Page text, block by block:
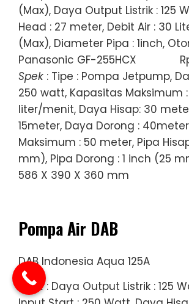
(Max), Daya Output Listrik : 125
Head : 27 meter, Debit Air : 30
(Max), Diameter Pipa : 1inch,
Panasonic GF-255HCX
Spek : Tipe : Pompa Jetpump,
250 watt, Kapasitas Maksimum
liter/menit, Daya Hisap: 30
15meter, Daya Dorong :
Maksimum : 50 meter, Pipa
mm), Pipa Dorong : 1 inch (25
586 X 390 X 360 mm
Pompa Air DAB
DAB Indonesia Aqua 125A
Spek: Daya Output Listrik : 125